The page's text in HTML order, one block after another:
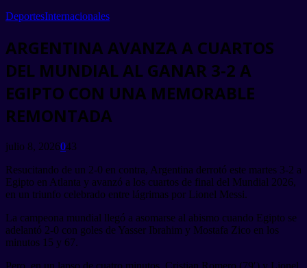
DeportesInternacionales
ARGENTINA AVANZA A CUARTOS
DEL MUNDIAL AL GANAR 3-2 A
EGIPTO CON UNA MEMORABLE
REMONTADA
julio 8, 2026043
Resucitando de un 2-0 en contra, Argentina derrotó este martes 3-2 a
Egipto en Atlanta y avanzó a los cuartos de final del Mundial 2026,
en un triunfo celebrado entre lágrimas por Lionel Messi.
La campeona mundial llegó a asomarse al abismo cuando Egipto se
adelantó 2-0 con goles de Yasser Ibrahim y Mostafa Zico en los
minutos 15 y 67.
Pero, en un lapso de cuatro minutos, Cristian Romero (79′) y Lionel